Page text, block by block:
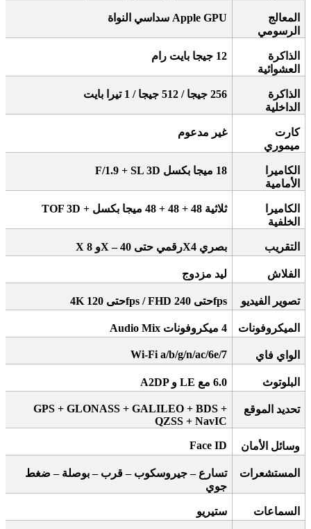
المعالج
الرسومي
Apple GPU سداسي النواة
الذاكرة
العشوائية
12 جيجا بايت رام
الذاكرة
الداخلية
256 جيجا / 512 جيجا / 1 تيرا بايت
كارت
ميموري
غير مدعوم
الكاميرا
الأمامية
18 ميجا بكسل
الكاميرا
الخلفية
ثلاثية 48 + 48 + 48 ميجا بكسل + TOF 3D
التقريب بصري 4 X و 8X – رقمي حتى 40X
الفلاش ليد مزدوج
تصوير الفيديو 4K حتى 120fps / FHD حتى 240fps
الميكروفونات 4 ميكروفونات Audio Mix
الواي فاي Wi-Fi a/b/g/n/ac/6e/7
البلوتوث 6.0 مع وLE
تحديد الموقع
GPS + GLONASS + GALILEO + BDS +
QZSS + NavIC
وسائل الأمان Face ID
المستشعرات
تسارع – جيروسكوب – قرب – بوصلة – ضغط
جوي
السماعات ستيريو